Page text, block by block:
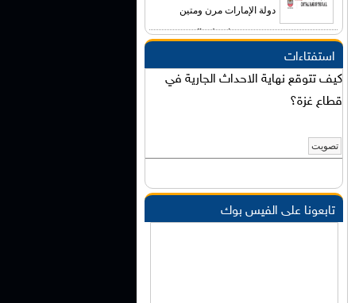
دولة الإمارات مرن ومتين
ومستقر وجاهز لمواكبة
المتغيرات الإقليمية
استفتاءات
كيف تتوقع نهاية الاحداث الجارية في
قطاع غزة؟
تابعونا على الفيس بوك